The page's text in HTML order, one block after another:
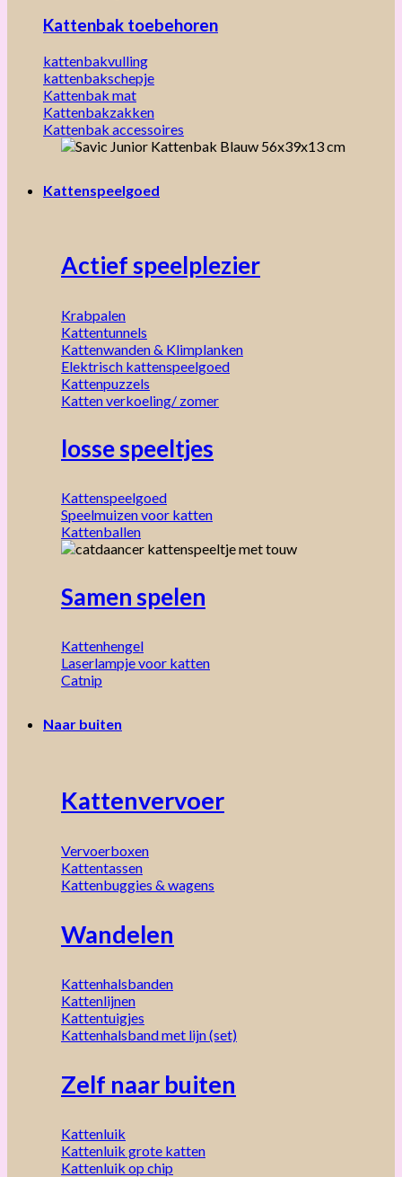
Kattenbak toebehoren
kattenbakvulling
kattenbakschepje
Kattenbak mat
Kattenbakzakken
Kattenbak accessoires
Kattenspeelgoed
Actief speelplezier
Krabpalen
Kattentunnels
Kattenwanden & Klimplanken
Elektrisch kattenspeelgoed
Kattenpuzzels
Katten verkoeling/ zomer
losse speeltjes
Kattenspeelgoed
Speelmuizen voor katten
Kattenballen
Samen spelen
Kattenhengel
Laserlampje voor katten
Catnip
Naar buiten
Kattenvervoer
Vervoerboxen
Kattentassen
Kattenbuggies & wagens
Wandelen
Kattenhalsbanden
Kattenlijnen
Kattentuigjes
Kattenhalsband met lijn (set)
Zelf naar buiten
Kattenluik
Kattenluik grote katten
Kattenluik op chip